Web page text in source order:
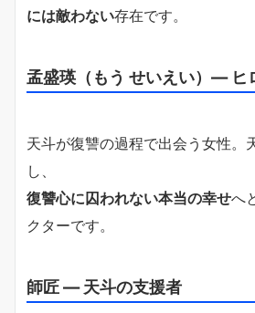
には敵わない存在です。
孟盛瑛（もう せいえい）― ヒ
天斗が復讐の過程で出会う女性。
し、
復讐心に囚われない本当の幸せへ
クターです。
師匠 ― 天斗の支援者